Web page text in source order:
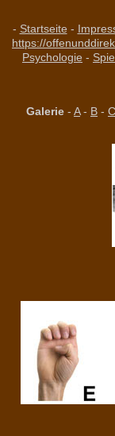
- Startseite-
https://
Psychologie -
Galerie - A- B - C